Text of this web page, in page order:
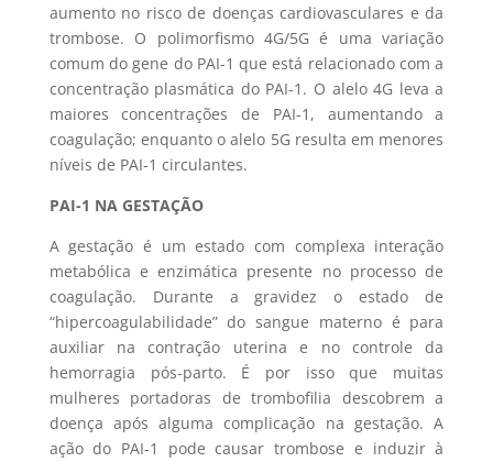
aumento no risco de doenças cardiovasculares e da
trombose. O polimorfismo 4G/5G é uma variação
comum do gene do PAI-1 que está relacionado com a
concentração plasmática do PAI-1. O alelo 4G leva a
maiores concentrações de PAI-1, aumentando a
coagulação; enquanto o alelo 5G resulta em menores
níveis de PAI-1 circulantes.
PAI-1 NA GESTAÇÃO
A gestação é um estado com complexa interação
metabólica e enzimática presente no processo de
coagulação. Durante a gravidez o estado de
“hipercoagulabilidade” do sangue materno é para
auxiliar na contração uterina e no controle da
hemorragia pós-parto. É por isso que muitas
mulheres portadoras de trombofilia descobrem a
doença após alguma complicação na gestação. A
ação do PAI-1 pode causar trombose e induzir à